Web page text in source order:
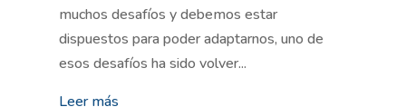
muchos desafíos y debemos estar
dispuestos para poder adaptarnos, uno de
esos desafíos ha sido volver...
Leer más